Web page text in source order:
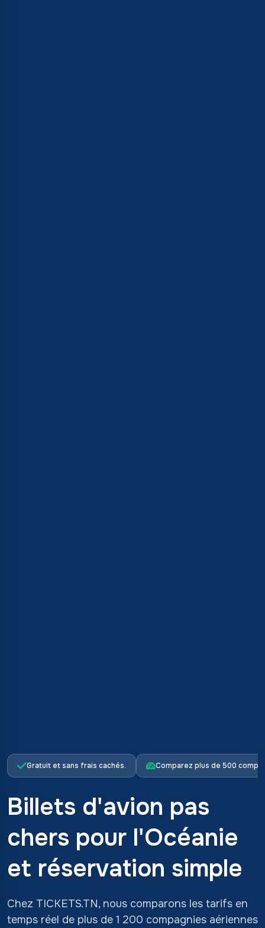
Gratuit et sans frais cachés. Comparez plus de 500
Billets d'avion pas
chers pour l'Océanie
et réservation simple
Chez TICKETS.TN, nous comparons les tarifs en
temps réel de plus de 1 200 compagnies aériennes